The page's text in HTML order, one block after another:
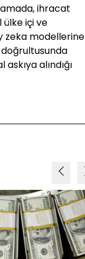
ihracat
ülke içi ve
zeka modellerine
alındığı